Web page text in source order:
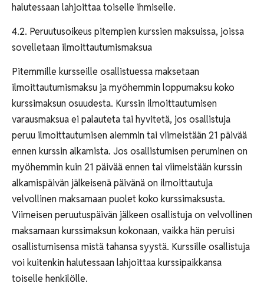
halutessaan lahjoittaa toiselle ihmiselle.
4.2. Peruutusoikeus pitempien kurssien maksuissa, joissa
sovelletaan ilmoittautumismaksua
Pitemmille kursseille osallistuessa maksetaan
ilmoittautumismaksu ja myöhemmin loppumaksu koko
kurssimaksun osuudesta. Kurssin ilmoittautumisen
varausmaksua ei palauteta tai hyvitetä, jos osallistuja
peruu ilmoittautumisen aiemmin tai viimeistään 21 päivää
ennen kurssin alkamista. Jos osallistumisen peruminen on
myöhemmin kuin 21 päivää ennen tai viimeistään kurssin
alkamispäivän jälkeisenä päivänä on ilmoittautuja
velvollinen maksamaan puolet koko kurssimaksusta.
Viimeisen peruutuspäivän jälkeen osallistuja on velvollinen
maksamaan kurssimaksun kokonaan, vaikka hän peruisi
osallistumisensa mistä tahansa syystä. Kurssille osallistuja
voi kuitenkin halutessaan lahjoittaa kurssipaikkansa
toiselle henkilölle.